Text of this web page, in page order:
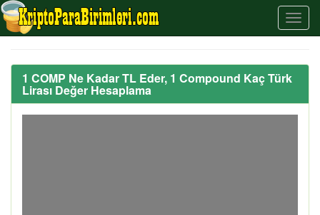
1 COMP Ne Kadar TL Eder, 1 Compound Kaç Türk
Lirası Değer Hesaplama